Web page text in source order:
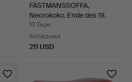
FÄSTMANSSOFFA,
Neorokoko. Ende des 19.
Jah…
10 Tage
Schätzwert
211 USD